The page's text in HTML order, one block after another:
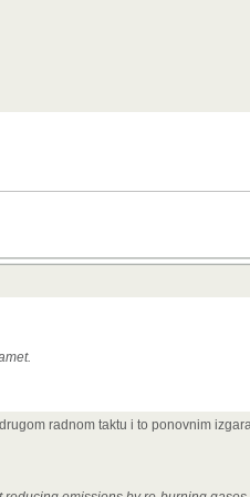
radnom taktu i to ponovnim